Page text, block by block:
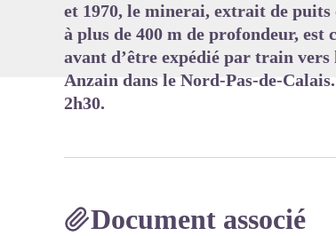
et 1970, le minerai, extrait de puits
à plus de 400 m de profondeur,
avant d’être expédié par train
Anzain dans le Nord-Pas-de-
2h30.
Document associé